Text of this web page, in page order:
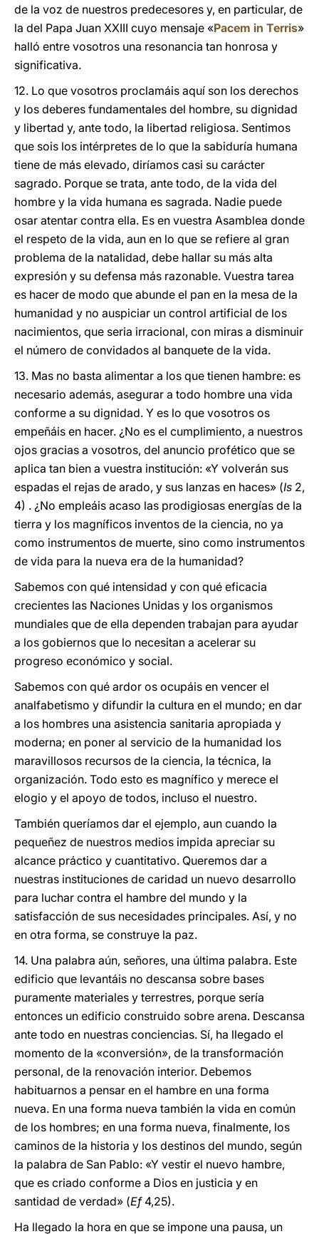
de la voz de nuestros predecesores y, en particular, de
la del Papa Juan XXIII cuyo mensaje «Pacem in Terris»
halló entre vosotros una resonancia tan honrosa y
significativa.
12. Lo que vosotros proclamáis aquí son los derechos
y los deberes fundamentales del hombre, su dignidad
y libertad y, ante todo, la libertad religiosa. Sentimos
que sois los intérpretes de lo que la sabiduría humana
tiene de más elevado, diríamos casi su carácter
sagrado. Porque se trata, ante todo, de la vida del
hombre y la vida humana es sagrada. Nadie puede
osar atentar contra ella. Es en vuestra Asamblea donde
el respeto de la vida, aun en lo que se refiere al gran
problema de la natalidad, debe hallar su más alta
expresión y su defensa más razonable. Vuestra tarea
es hacer de modo que abunde el pan en la mesa de la
humanidad y no auspiciar un control artificial de los
nacimientos, que seria irracional, con miras a disminuir
el número de convidados al banquete de la vida.
13. Mas no basta alimentar a los que tienen hambre: es
necesario además, asegurar a todo hombre una vida
conforme a su dignidad. Y es lo que vosotros os
empeñáis en hacer. ¿No es el cumplimiento, a nuestros
ojos gracias a vosotros, del anuncio profético que se
aplica tan bien a vuestra institución: «Y volverán sus
espadas el rejas de arado, y sus lanzas en haces» (Is 2,
4) . ¿No empleáis acaso las prodigiosas energías de la
tierra y los magníficos inventos de la ciencia, no ya
como instrumentos de muerte, sino como instrumentos
de vida para la nueva era de la humanidad?
Sabemos con qué intensidad y con qué eficacia
crecientes las Naciones Unidas y los organismos
mundiales que de ella dependen trabajan para ayudar
a los gobiernos que lo necesitan a acelerar su
progreso económico y social.
Sabemos con qué ardor os ocupáis en vencer el
analfabetismo y difundir la cultura en el mundo; en dar
a los hombres una asistencia sanitaria apropiada y
moderna; en poner al servicio de la humanidad los
maravillosos recursos de la ciencia, la técnica, la
organización. Todo esto es magnífico y merece el
elogio y el apoyo de todos, incluso el nuestro.
También queríamos dar el ejemplo, aun cuando la
pequeñez de nuestros medios impida apreciar su
alcance práctico y cuantitativo. Queremos dar a
nuestras instituciones de caridad un nuevo desarrollo
para luchar contra el hambre del mundo y la
satisfacción de sus necesidades principales. Así, y no
en otra forma, se construye la paz.
14. Una palabra aún, señores, una última palabra. Este
edificio que levantáis no descansa sobre bases
puramente materiales y terrestres, porque sería
entonces un edificio construido sobre arena. Descansa
ante todo en nuestras conciencias. Sí, ha llegado el
momento de la «conversión», de la transformación
personal, de la renovación interior. Debemos
habituarnos a pensar en el hambre en una forma
nueva. En una forma nueva también la vida en común
de los hombres; en una forma nueva, finalmente, los
caminos de la historia y los destinos del mundo, según
la palabra de San Pablo: «Y vestir el nuevo hambre,
que es criado conforme a Dios en justicia y en
santidad de verdad» (Ef4,25).
Ha llegado la hora en que se impone una pausa, un